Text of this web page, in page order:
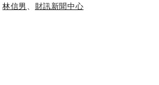
林信男 、 財訊新聞中心